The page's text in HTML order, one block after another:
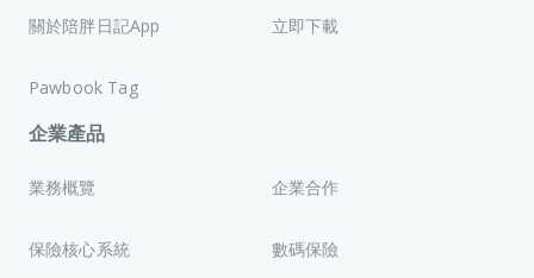
關於陪胖日記App 立即下載
Pawbook Tag
企業產品
業務概覽 企業合作
保險核心系統 數碼保險